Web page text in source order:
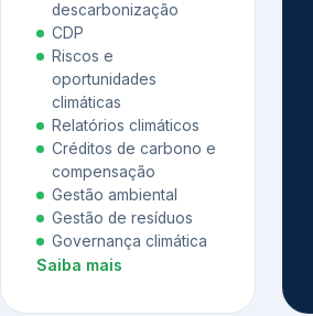
descarbonização
CDP
Riscos e
oportunidades
climáticas
Relatórios climáticos
Créditos de carbono e
compensação
Gestão ambiental
Gestão de resíduos
Governança climática
Saiba mais